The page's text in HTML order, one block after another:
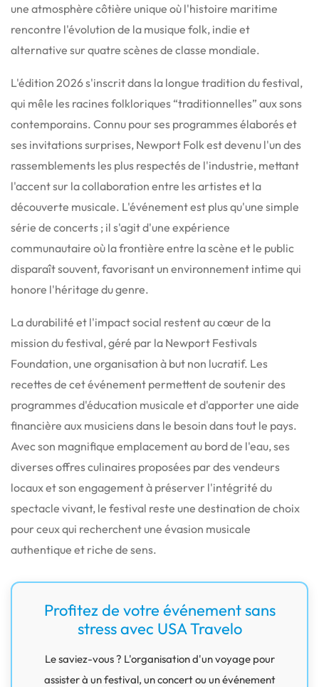
une atmosphère côtière unique où l'histoire maritime
rencontre l'évolution de la musique folk, indie et
alternative sur quatre scènes de classe mondiale.
L'édition 2026 s'inscrit dans la longue tradition du festival,
qui mêle les racines folkloriques “traditionnelles” aux sons
contemporains. Connu pour ses programmes élaborés et
ses invitations surprises, Newport Folk est devenu l'un des
rassemblements les plus respectés de l'industrie, mettant
l'accent sur la collaboration entre les artistes et la
découverte musicale. L'événement est plus qu'une simple
série de concerts ; il s'agit d'une expérience
communautaire où la frontière entre la scène et le public
disparaît souvent, favorisant un environnement intime qui
honore l'héritage du genre.
La durabilité et l'impact social restent au cœur de la
mission du festival, géré par la Newport Festivals
Foundation, une organisation à but non lucratif. Les
recettes de cet événement permettent de soutenir des
programmes d'éducation musicale et d'apporter une aide
financière aux musiciens dans le besoin dans tout le pays.
Avec son magnifique emplacement au bord de l'eau, ses
diverses offres culinaires proposées par des vendeurs
locaux et son engagement à préserver l'intégrité du
spectacle vivant, le festival reste une destination de choix
pour ceux qui recherchent une évasion musicale
authentique et riche de sens.
Profitez de votre événement sans
stress avec USA Travelo
Le saviez-vous ? L'organisation d'un voyage pour
assister à un festival, un concert ou un événement